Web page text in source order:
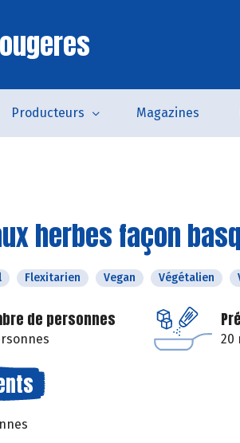
Producteurs Magazines
herbes façon
Flexitarien Vegan Végétalien
de personnes
20